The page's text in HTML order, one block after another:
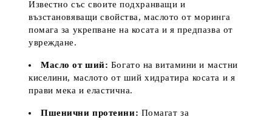
Известно със своите подхранващи и
възстановяващи свойства, маслото от моринга
помага за укрепване на косата и я предпазва от
увреждане.
Масло от ший: Богато на витамини и мастни
киселини, маслото от ший хидратира косата и я
прави мека и еластична.
Пшенични протеини: Помагат за